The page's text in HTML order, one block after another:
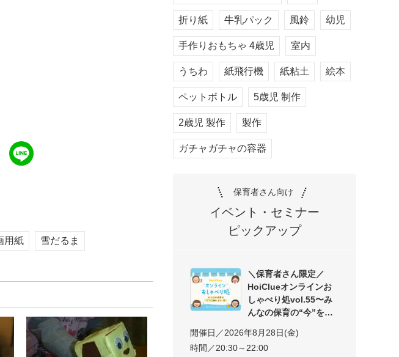
用紙 雪だるま
折り紙 牛乳パック 風鈴 幼児
手作りおもちゃ 4歳児 室内
うちわ 紙飛行機 紙粘土 絵本
ペットボトル 5歳児 制作
2歳児 製作 製作
ガチャガチャの容器
保育者さん向け
イベント・セミナー
ピックアップ
＼保育者さん限定／
HoiClueオンラインお
しゃべり処vol.55〜み
んなの保育の“今”を交
開催日／2026年8月28日(金)
時間／20:30～22:00